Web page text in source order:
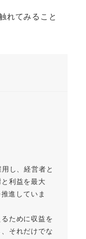
れてみること
し、経営者と
利益を最大
進していま
ために収益を
それだけでな